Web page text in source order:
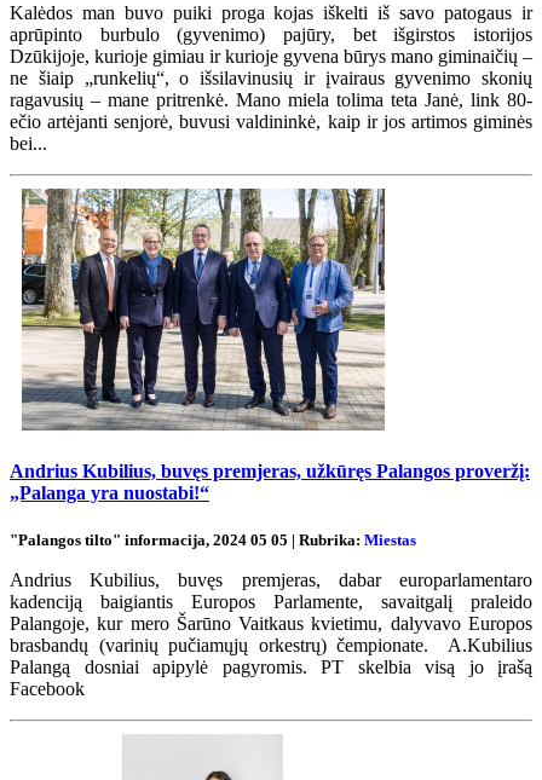
Kalėdos man buvo puiki proga kojas iškelti iš savo patogaus ir
aprūpinto burbulo (gyvenimo) pajūry, bet išgirstos istorijos
Dzūkijoje, kurioje gimiau ir kurioje gyvena būrys mano giminaičių –
ne šiaip „runkelių“, o išsilavinusių ir įvairaus gyvenimo skonių
ragavusių – mane pritrenkė. Mano miela tolima teta Janė, link 80-
ečio artėjanti senjorė, buvusi valdininkė, kaip ir jos artimos giminės
bei...
Andrius Kubilius, buvęs premjeras, užkūręs Palangos proveržį:
„Palanga yra nuostabi!“
"Palangos tilto" informacija, 2024 05 05 | Rubrika: Miestas
Andrius Kubilius, buvęs premjeras, dabar europarlamentaro
kadenciją baigiantis Europos Parlamente, savaitgalį praleido
Palangoje, kur mero Šarūno Vaitkaus kvietimu, dalyvavo Europos
brasbandų (varinių pučiamųjų orkestrų) čempionate. A.Kubilius
Palangą dosniai apipylė pagyromis. PT skelbia visą jo įrašą
Facebook